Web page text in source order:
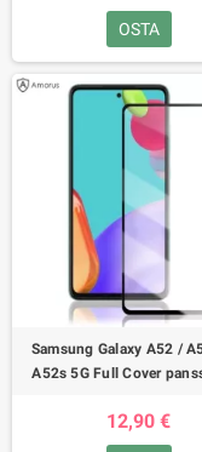
OSTA
Samsung Galaxy A52 /
A52s 5G Full Cover
12,90 €